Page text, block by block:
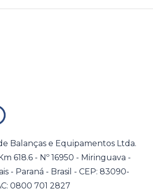
Balanças e Equipamentos Ltda.
618.6 - Nº 16950 - Miringuava -
- Paraná - Brasil - CEP: 83090-
0800 701 2827